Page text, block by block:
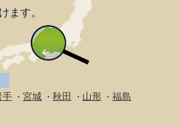
ます。
手 ・ 宮城 ・ 秋田 ・ 山形 ・ 福島